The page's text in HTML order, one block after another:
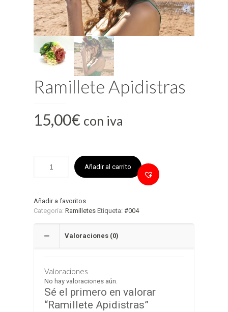
Ramillete Apidistras
15,00€ con iva
Añadir al carrito
Añadir a favoritos
Categoría: Ramilletes Etiqueta: #004
Valoraciones (0)
Valoraciones
No hay valoraciones aún.
Sé el primero en valorar
“Ramillete Apidistras”